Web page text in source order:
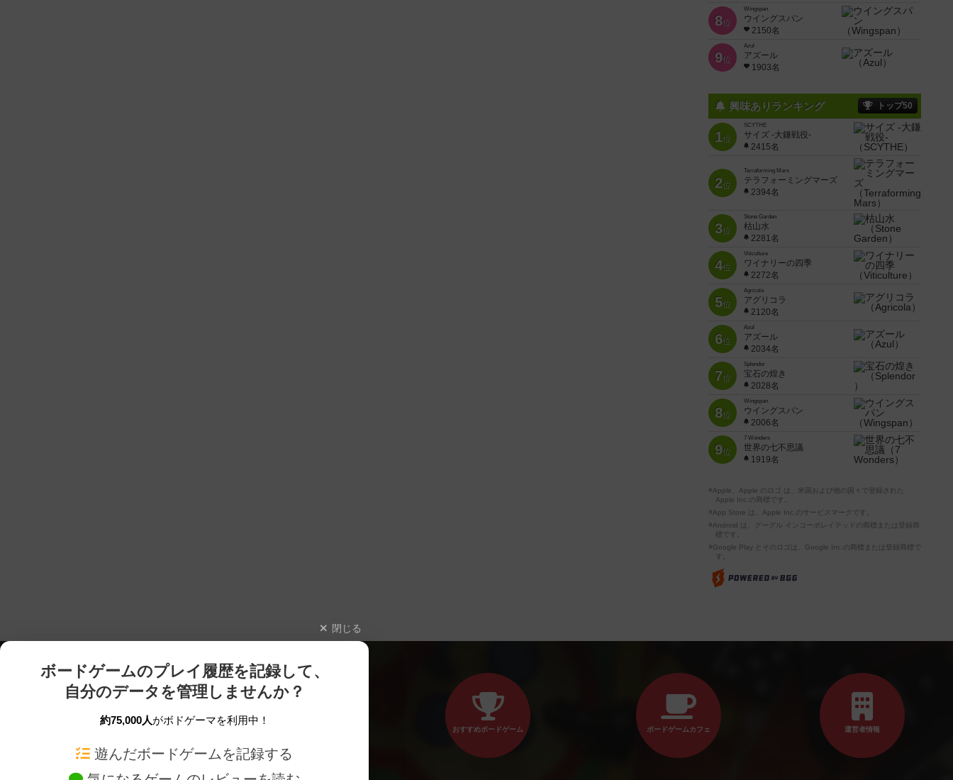
8位
Wingspan
ウイングスパン
2150名
9位
Azul
アズール
1903名
興味ありランキング トップ50
1位
SCYTHE
サイズ -大鎌戦役-
2415名
2位
Terraforming Mars
テラフォーミングマーズ
2394名
3位
Stone Garden
枯山水
2281名
4位
Viticulture
ワイナリーの四季
2272名
5位
Agricola
アグリコラ
2120名
6位
Azul
アズール
2034名
7位
Splendor
宝石の煌き
2028名
8位
Wingspan
ウイングスパン
2006名
9位
7 Wonders
世界の七不思議
1919名
※Apple、Apple のロゴ は、米国および他の国々で登録された
Apple Inc.の商標です。
※App Store は、Apple Inc.のサービスマークです。
※Android は、グーグル インコーポレイテッドの商標または登録商
標です。
※Google Play とそのロゴは、Google Inc.の商標または登録商標で
す。
閉じる
ボードゲームのプレイ履歴を記録して、
自分のデータを管理しませんか？
約75,000人がボドゲーマを利用中！
遊んだボードゲームを記録する
おすすめボードゲーム ボードゲームカフェ 運営者情報